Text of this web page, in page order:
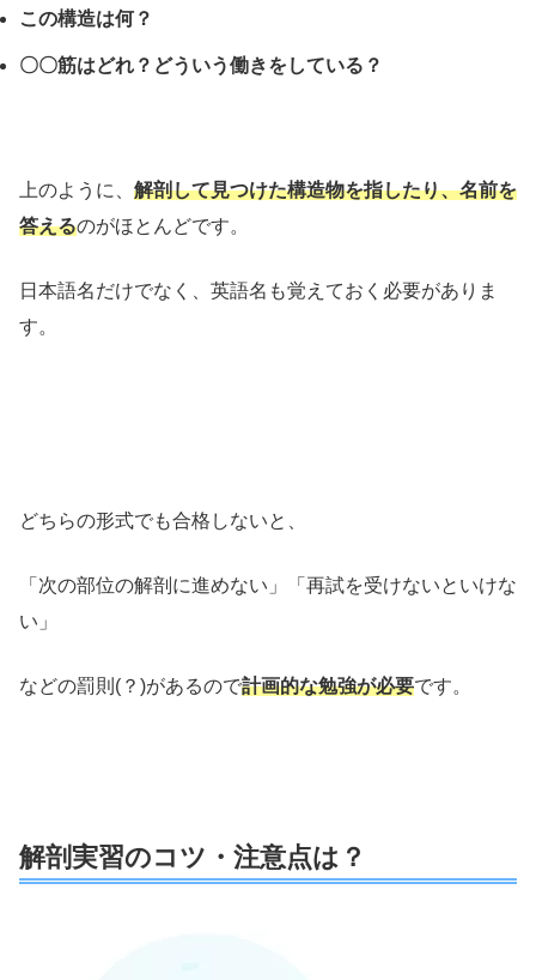
この構造は何？
〇〇筋はどれ？どういう働きをしている？
上のように、 解剖して見つけた構造物を指したり、名前を
答えるのがほとんどです。
日本語名だけでなく、英語名も覚えておく必要がありま
す。
どちらの形式でも合格しないと、
「次の部位の解剖に進めない」「再試を受けないといけな
い」
などの罰則(？)があるので計画的な勉強が必要です。
解剖実習のコツ・注意点は？